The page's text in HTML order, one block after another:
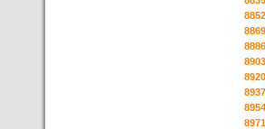
8852
8869
8886
8903
8920
8937
8954
8971